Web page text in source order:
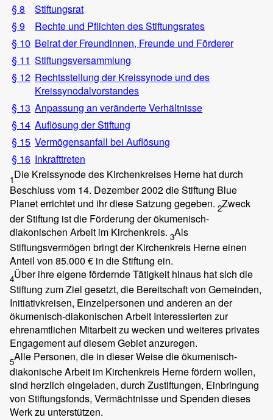
§ 8
Stiftungsrat
§ 9
Rechte und Pflichten des Stiftungsrates
§ 10 Beirat der Freundinnen, Freunde und Förderer
§ 11 Stiftungsversammlung
§ 12 Rechtsstellung der Kreissynode und des
Kreissynodalvorstandes
§ 13 Anpassung an veränderte Verhältnisse
§ 14 Auflösung der Stiftung
§ 15 Vermögensanfall bei Auflösung
§ 16 Inkrafttreten
1Die Kreissynode des Kirchenkreises Herne hat durch
Beschluss vom 14. Dezember 2002 die Stiftung Blue
Planet errichtet und ihr diese Satzung gegeben. 2Zweck
der Stiftung ist die Förderung der ökumenisch-
diakonischen Arbeit im Kirchenkreis. 3Als
Stiftungsvermögen bringt der Kirchenkreis Herne einen
Anteil von 85.000 € in die Stiftung ein.
4Über ihre eigene fördernde Tätigkeit hinaus hat sich die
Stiftung zum Ziel gesetzt, die Bereitschaft von Gemeinden,
Initiativkreisen, Einzelpersonen und anderen an der
ökumenisch-diakonischen Arbeit Interessierten zur
ehrenamtlichen Mitarbeit zu wecken und weiteres privates
Engagement auf diesem Gebiet anzuregen.
5Alle Personen, die in dieser Weise die ökumenisch-
diakonische Arbeit im Kirchenkreis Herne fördern wollen,
sind herzlich eingeladen, durch Zustiftungen, Einbringung
von Stiftungsfonds, Vermächtnisse und Spenden dieses
Werk zu unterstützen.